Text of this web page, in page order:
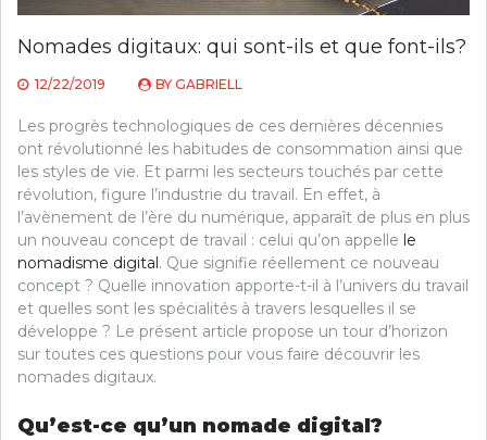
Nomades digitaux: qui sont-ils et que font-ils?
12/22/2019 BY GABRIELL
Les progrès technologiques de ces dernières décennies
ont révolutionné les habitudes de consommation ainsi que
les styles de vie. Et parmi les secteurs touchés par cette
révolution, figure l’industrie du travail. En effet, à
l’avènement de l’ère du numérique, apparaît de plus en plus
un nouveau concept de travail : celui qu’on appelle le
nomadisme digital. Que signifie réellement ce nouveau
concept ? Quelle innovation apporte-t-il à l’univers du travail
et quelles sont les spécialités à travers lesquelles il se
développe ? Le présent article propose un tour d’horizon
sur toutes ces questions pour vous faire découvrir les
nomades digitaux.
Qu’est-ce qu’un nomade digital?